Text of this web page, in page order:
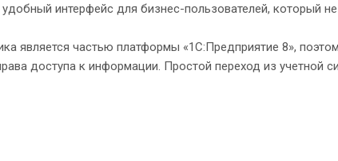
интерфейс для бизнес-пользователей, который
является частью платформы «1С:Предприятие 8»,
доступа к информации. Простой переход из учетной